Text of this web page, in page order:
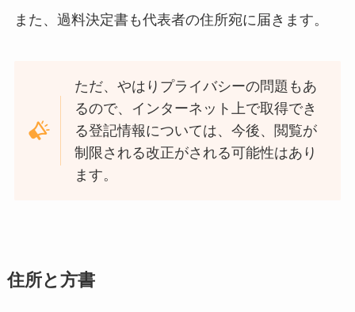
また、過料決定書も代表者の住所宛に届きます。
ただ、やはりプライバシーの問題もあ
るので、インターネット上で取得でき
る登記情報については、今後、閲覧が
制限される改正がされる可能性はあり
ます。
住所と方書